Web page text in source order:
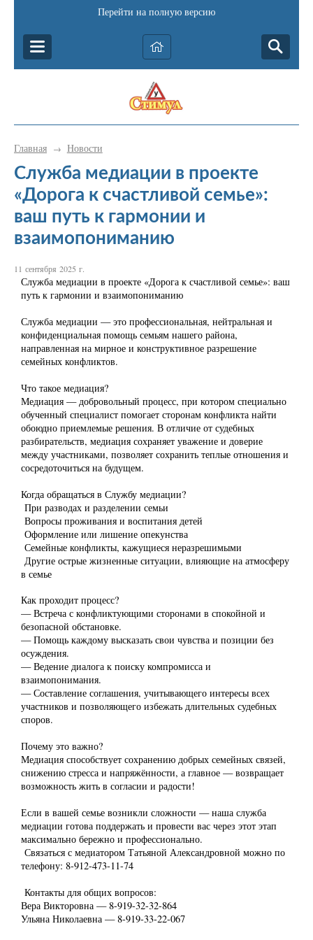
Перейти на полную версию
Главная → Новости
Служба медиации в проекте
«Дорога к счастливой семье»:
ваш путь к гармонии и
взаимопониманию
11 сентября 2025 г.
Служба медиации в проекте «Дорога к счастливой семье»: ваш
путь к гармонии и взаимопониманию
Служба медиации — это профессиональная, нейтральная и
конфиденциальная помощь семьям нашего района,
направленная на мирное и конструктивное разрешение
семейных конфликтов.
Что такое медиация?
Медиация — добровольный процесс, при котором специально
обученный специалист помогает сторонам конфликта найти
обоюдно приемлемые решения. В отличие от судебных
разбирательств, медиация сохраняет уважение и доверие
между участниками, позволяет сохранить теплые отношения и
сосредоточиться на будущем.
Когда обращаться в Службу медиации?
При разводах и разделении семьи
Вопросы проживания и воспитания детей
Оформление или лишение опекунства
Семейные конфликты, кажущиеся неразрешимыми
Другие острые жизненные ситуации, влияющие на атмосферу
в семье
Как проходит процесс?
— Встреча с конфликтующими сторонами в спокойной и
безопасной обстановке.
— Помощь каждому высказать свои чувства и позиции без
осуждения.
— Ведение диалога к поиску компромисса и
взаимопонимания.
— Составление соглашения, учитывающего интересы всех
участников и позволяющего избежать длительных судебных
споров.
Почему это важно?
Медиация способствует сохранению добрых семейных связей,
снижению стресса и напряжённости, а главное — возвращает
возможность жить в согласии и радости!
Если в вашей семье возникли сложности — наша служба
медиации готова поддержать и провести вас через этот этап
максимально бережно и профессионально.
Связаться с медиатором Татьяной Александровной можно по
телефону: 8-912-473-11-74
Контакты для общих вопросов:
Вера Викторовна — 8-919-32-32-864
Ульяна Николаевна — 8-919-33-22-067